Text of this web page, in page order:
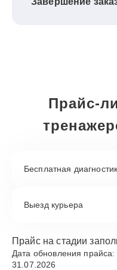
Прайс-
Бесплатная
Выезд курьера
Прайс на стадии
Дата обновления прайса:
31.07.2026